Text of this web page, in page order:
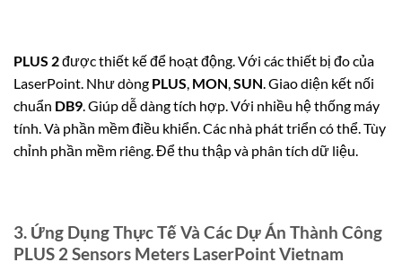
PLUS 2được thiết kế để hoạt động. Với các thiết bị đo của
LaserPoint. Như dòng PLUS, MON,SUN. Giao diện kết nối
chuẩn DB9. Giúp dễ dàng tích hợp. Với nhiều hệ thống máy
tính. Và phần mềm điều khiển. Các nhà phát triển có thể. Tùy
chỉnh phần mềm riêng. Để thu thập và phân tích dữ liệu.
3. Ứng Dụng Thực Tế Và Các Dự Án Thành Công
PLUS 2 Sensors Meters LaserPoint Vietnam